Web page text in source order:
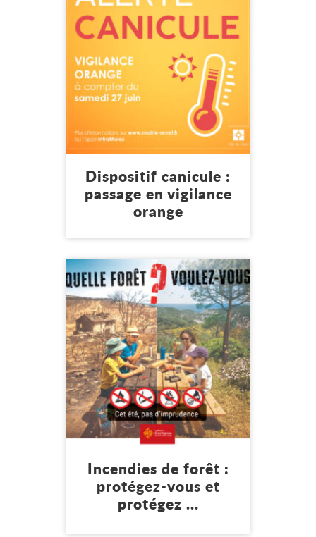
SantéSeniors
Dispositif canicule :
passage en vigilance
orange
Mon environnement
Incendies de forêt :
protégez-vous et
protégez ...
Lire l'article